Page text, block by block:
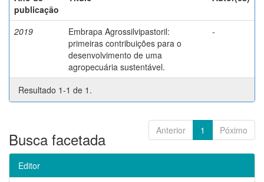
publicação
2019
Embrapa Agrossilvipastoril:
primeiras contribuições para o
desenvolvimento de uma
agropecuária sustentável.
-
Resultado 1-1 de 1.
Anterior 1 Póximo
Busca facetada
Editor